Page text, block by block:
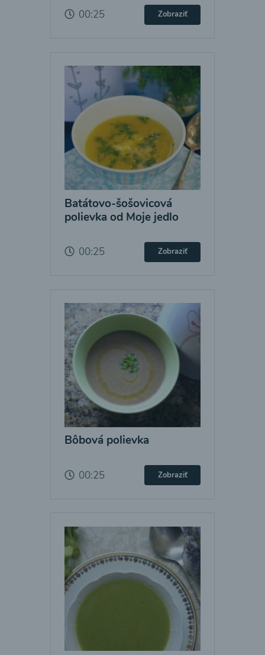
00:25 Zobraziť
Batátovo-šošovicová
polievka od Moje jedlo
00:25 Zobraziť
Bôbová polievka
00:25 Zobraziť